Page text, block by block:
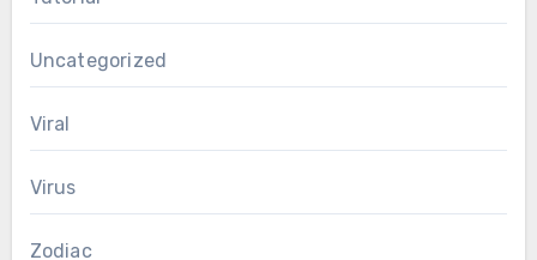
Uncategorized
Viral
Virus
Zodiac